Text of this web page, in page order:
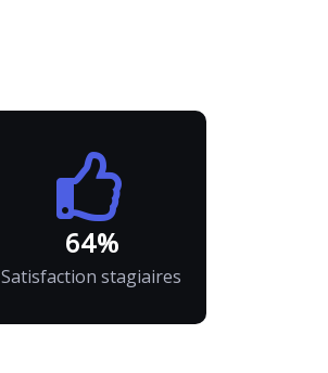
85%
Satisfaction stagiaires